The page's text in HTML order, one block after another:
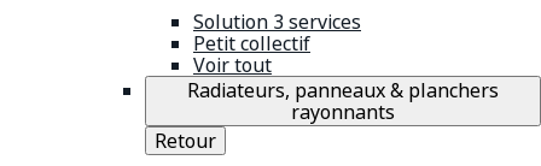
Solution 3 services
Petit collectif
Voir tout
Radiateurs, panneaux & planchers
rayonnants
Retour